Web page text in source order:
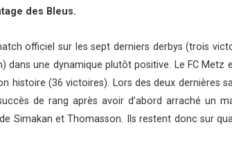
des Bleus.
officiel sur les sept derniers derbys (trois
dans une dynamique plutôt positive. Le FC Metz
histoire (36 victoires). Lors des deux dernières
de rang après avoir d’abord arraché un
Simakan et Thomasson. Ils restent donc sur